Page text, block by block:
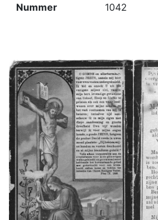
Nummer 1042